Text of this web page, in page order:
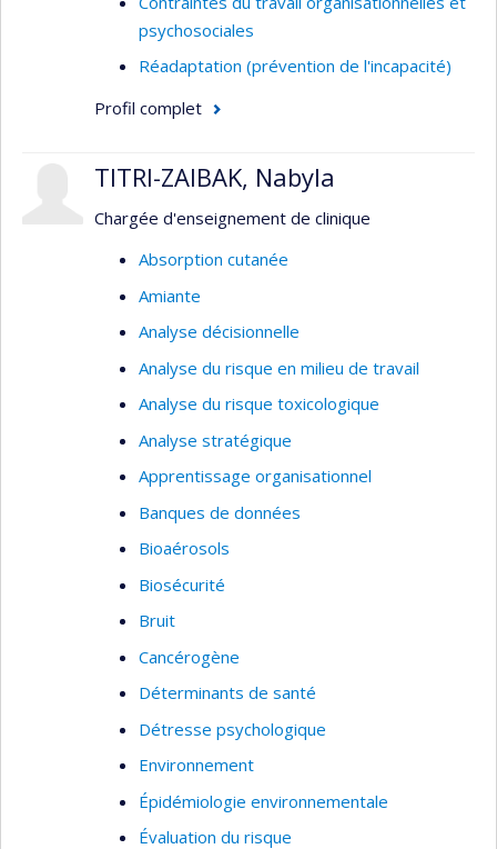
psychosociales
Réadaptation (prévention de l'incapacité)
Profil complet
TITRI-ZAIBAK, Nabyla
Chargée d'enseignement de clinique
Absorption cutanée
Amiante
Analyse décisionnelle
Analyse du risque en milieu de travail
Analyse du risque toxicologique
Analyse stratégique
Apprentissage organisationnel
Banques de données
Bioaérosols
Biosécurité
Bruit
Cancérogène
Déterminants de santé
Détresse psychologique
Environnement
Épidémiologie environnementale
Évaluation du risque